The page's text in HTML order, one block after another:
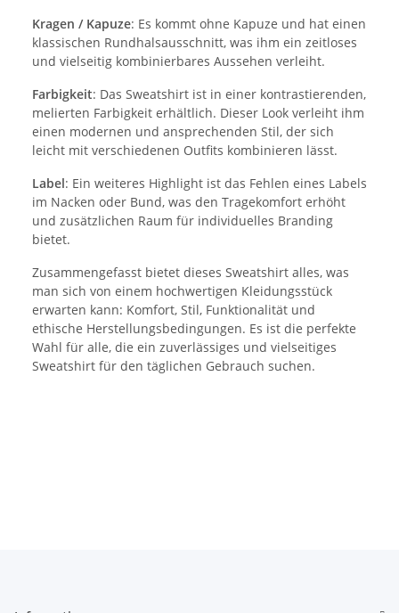
Kragen / Kapuze: Es kommt ohne Kapuze und hat einen
klassischen Rundhalsausschnitt, was ihm ein zeitloses
und vielseitig kombinierbares Aussehen verleiht.
Farbigkeit: Das Sweatshirt ist in einer kontrastierenden,
melierten Farbigkeit erhältlich. Dieser Look verleiht ihm
einen modernen und ansprechenden Stil, der sich
leicht mit verschiedenen Outfits kombinieren lässt.
Label: Ein weiteres Highlight ist das Fehlen eines Labels
im Nacken oder Bund, was den Tragekomfort erhöht
und zusätzlichen Raum für individuelles Branding
bietet.
Zusammengefasst bietet dieses Sweatshirt alles, was
man sich von einem hochwertigen Kleidungsstück
erwarten kann: Komfort, Stil, Funktionalität und
ethische Herstellungsbedingungen. Es ist die perfekte
Wahl für alle, die ein zuverlässiges und vielseitiges
Sweatshirt für den täglichen Gebrauch suchen.